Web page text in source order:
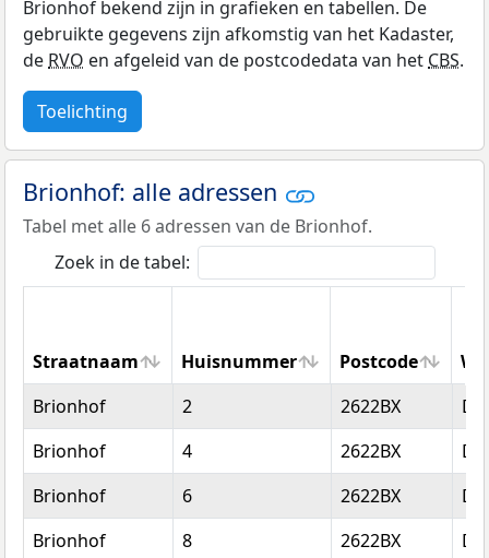
Brionhof bekend zijn in grafieken en tabellen. De
gebruikte gegevens zijn afkomstig van het Kadaster,
deRVO en afgeleid van de postcodedata van hetCBS.
Toelichting
Brionhof: alle adressen
Tabel met alle 6 adressen van de Brionhof.
Zoek in de tabel:
Straatnaam Huisnummer Postcode
Straatnaam
Huisnummer Postcode
Brionhof 2 2622BX
Brionhof
4 2622BX
Brionhof
6 2622BX
Brionhof
8 2622BX